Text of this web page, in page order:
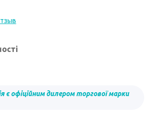
є офіційним дилером торгової марки